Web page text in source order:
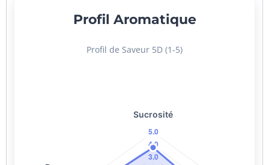
Profil Aromatique
Profil de Saveur 5D (1-5)